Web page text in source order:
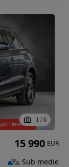
1 / 6
15 990 EUR
Sub medie